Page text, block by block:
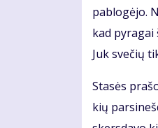
pa­blo­gė­jo.
kad py­ra­gai
Juk sve­čių
Sta­sės
kių